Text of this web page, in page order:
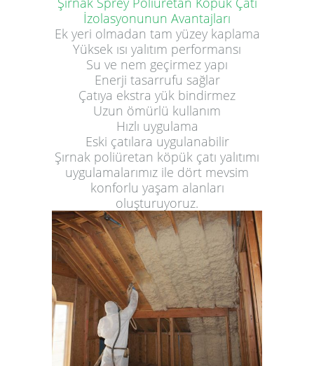
İzolasyonunun Avantajları
Ek yeri olmadan tam yüzey kaplama
Yüksek ısı yalıtım performansı
Su ve nem geçirmez yapı
Enerji tasarrufu sağlar
Çatıya ekstra yük bindirmez
Uzun ömürlü kullanım
Hızlı uygulama
Eski çatılara uygulanabilir
Şırnak poliüretan köpük çatı yalıtımı
uygulamalarımız ile dört mevsim
konforlu yaşam alanları
oluşturuyoruz.